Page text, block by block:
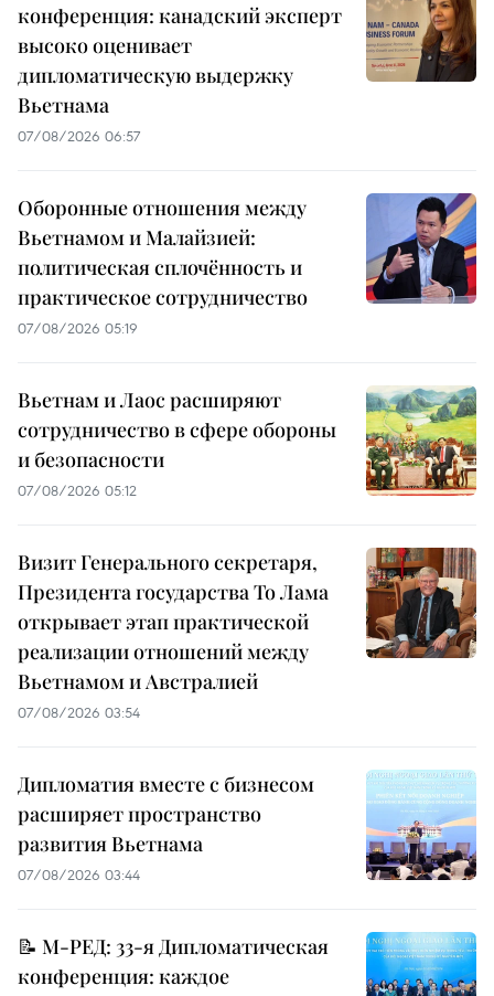
конференция: канадский эксперт
высоко оценивает
дипломатическую выдержку
Вьетнама
07/08/2026 06:57
Оборонные отношения между
Вьетнамом и Малайзией:
политическая сплочённость и
практическое сотрудничество
07/08/2026 05:19
Вьетнам и Лаос расширяют
сотрудничество в сфере обороны
и безопасности
07/08/2026 05:12
Визит Генерального секретаря,
Президента государства То Лама
открывает этап практической
реализации отношений между
Вьетнамом и Австралией
07/08/2026 03:54
Дипломатия вместе с бизнесом
расширяет пространство
развития Вьетнама
07/08/2026 03:44
📝 М-РЕД: 33-я Дипломатическая
конференция: каждое